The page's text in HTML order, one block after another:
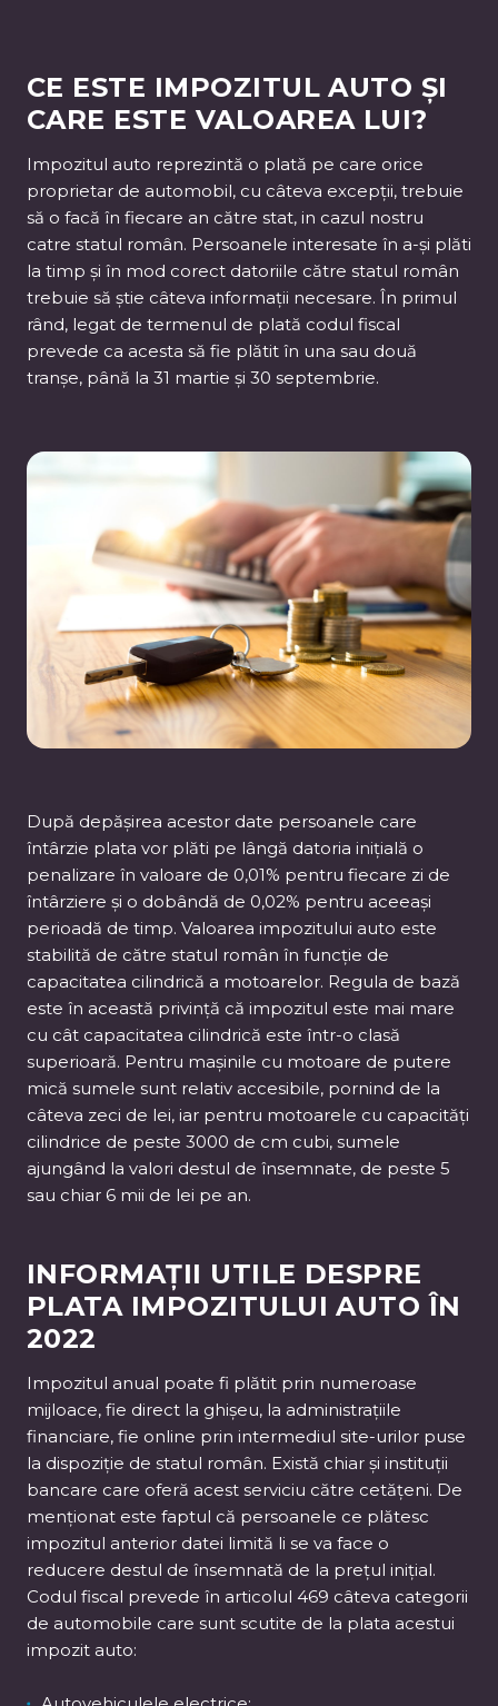
CE ESTE IMPOZITUL AUTO ȘI
CARE ESTE VALOAREA LUI?
Impozitul auto reprezintă o plată pe care orice
proprietar de automobil, cu câteva excepții, trebuie
să o facă în fiecare an către stat, in cazul nostru
catre statul român. Persoanele interesate în a-și plăti
la timp și în mod corect datoriile către statul român
trebuie să știe câteva informații necesare. În primul
rând, legat de termenul de plată codul fiscal
prevede ca acesta să fie plătit în una sau două
tranșe, până la 31 martie și 30 septembrie.
După depășirea acestor date persoanele care
întârzie plata vor plăti pe lângă datoria inițială o
penalizare în valoare de 0,01% pentru fiecare zi de
întârziere și o dobândă de 0,02% pentru aceeași
perioadă de timp. Valoarea impozitului auto este
stabilită de către statul român în funcție de
capacitatea cilindrică a motoarelor. Regula de bază
este în această privință că impozitul este mai mare
cu cât capacitatea cilindrică este într-o clasă
superioară. Pentru mașinile cu motoare de putere
mică sumele sunt relativ accesibile, pornind de la
câteva zeci de lei, iar pentru motoarele cu capacități
cilindrice de peste 3000 de cm cubi, sumele
ajungând la valori destul de însemnate, de peste 5
sau chiar 6 mii de lei pe an.
INFORMAȚII UTILE DESPRE
PLATA IMPOZITULUI AUTO ÎN
2022
Impozitul anual poate fi plătit prin numeroase
mijloace, fie direct la ghișeu, la administrațiile
financiare, fie online prin intermediul site-urilor puse
la dispoziție de statul român. Există chiar și instituții
bancare care oferă acest serviciu către cetățeni. De
menționat este faptul că persoanele ce plătesc
impozitul anterior datei limită li se va face o
reducere destul de însemnată de la prețul inițial.
Codul fiscal prevede în articolul 469 câteva categorii
de automobile care sunt scutite de la plata acestui
impozit auto: